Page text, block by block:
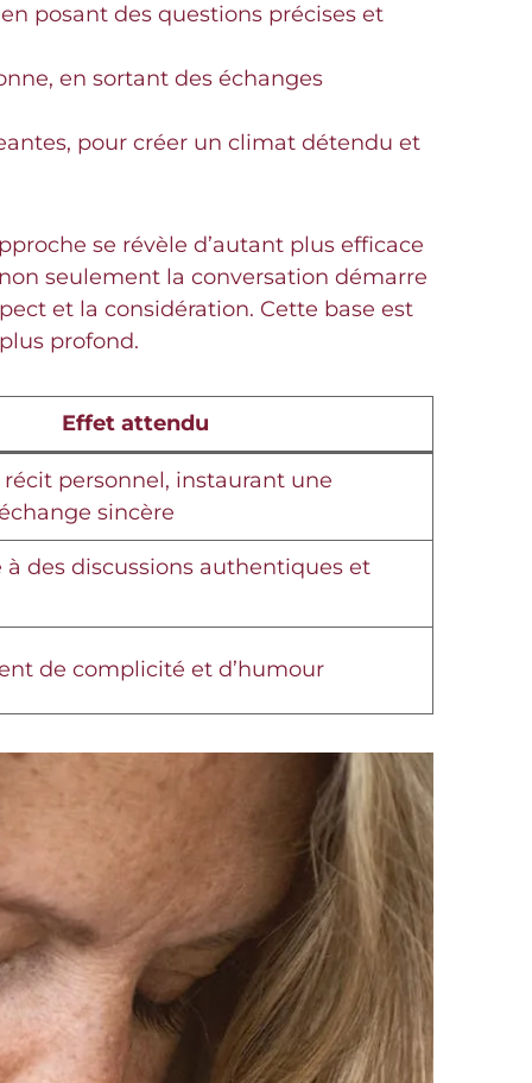
posant des questions précises et
en sortant des échanges
pour créer un climat détendu et
se révèle d’autant plus efficace
seulement la conversation démarre
et la considération. Cette base est
profond.
Effet attendu
personnel, instaurant une
sincère
à des discussions authentiques et
de complicité et d’humour